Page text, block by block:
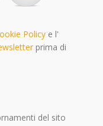
Policy e l'
prima di
del sito